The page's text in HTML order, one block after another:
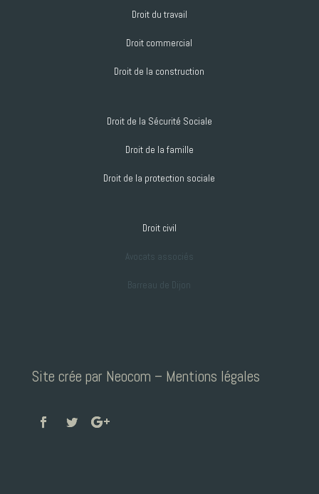
Droit du travail
Droit commercial
Droit de la construction
Droit de la Sécurité Sociale
Droit de la famille
Droit de la protection sociale
Droit civil
Avocats associés
Barreau de Dijon
Site crée par Neocom – Mentions légales